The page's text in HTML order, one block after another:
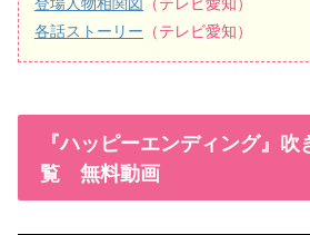
各話ストーリー （テレビ愛知）
『ハッピーエンディング』吹
覧 無料動画